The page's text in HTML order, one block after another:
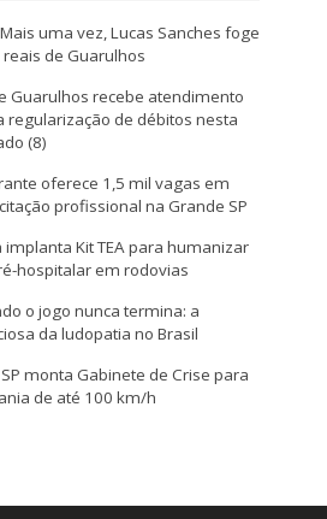
Mais uma vez, Lucas Sanches foge
de Guarulhos
Guarulhos recebe atendimento
regularização de débitos nesta
(8)
oferece 1,5 mil vagas em
profissional na Grande SP
Kit TEA para humanizar
hospitalar em rodovias
o jogo nunca termina: a
da ludopatia no Brasil
monta Gabinete de Crise para
de até 100 km/h